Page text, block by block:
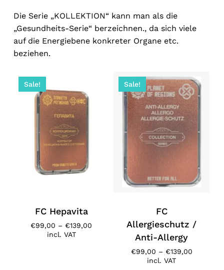
Die Serie „KOLLEKTION“ kann man als die
„Gesundheits-Serie“ berzeichnen., da sich viele
auf die Energiebene konkreter Organe etc.
beziehen.
Sale!
FC Hepavita
€99,00 – €139,00
incl. VAT
Sale!
FC
Allergieschutz /
Anti-Allergy
€99,00 – €139,00Price
incl. VAT